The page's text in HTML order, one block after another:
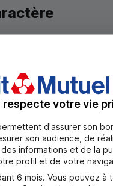
être identifié et
sont donc
nationale d’identité
de loyer,
de téléphone.
payer de loyer ou de
respecte votre vie
d'assurer son
son audience, de
informations et de la
profil et de votre
6 mois. Vous pouvez à